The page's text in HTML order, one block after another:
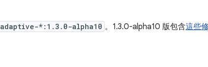
*:1.3.0-alpha10 。1.3.0-alpha10 版包含這些修